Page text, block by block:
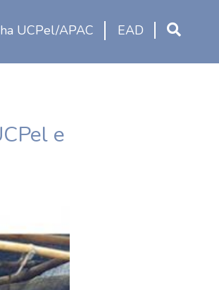
UCPel/APAC EAD
e